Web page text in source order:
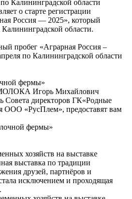
Калининградской области
о старте регистрации
Россия — 2025», который
Калининградской области.
фермы»
Игорь Михайлович
Совета директоров ГК«Родные
ООО «РусПлем», предоставят вам
хозяйств на выставке
выставка по традиции
друзей, партнёров и
исключением и проходящая